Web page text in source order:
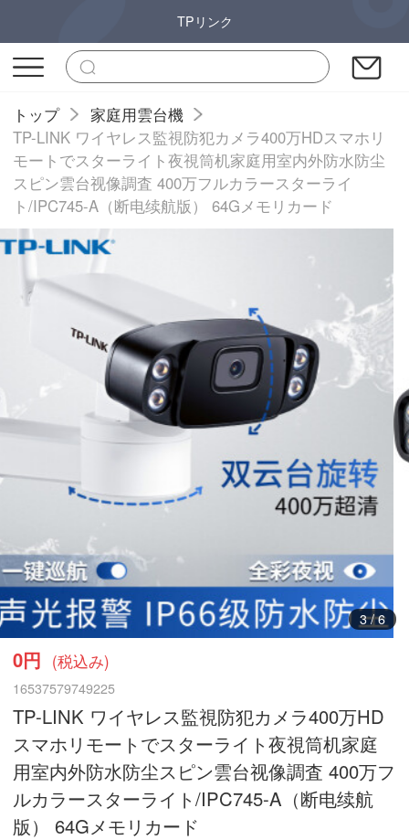
TPリンク
トップ
家庭用雲台機
TP-LINK ワイヤレス監視防犯カメラ400万HDスマホリ
モートでスターライト夜視筒机家庭用室内外防水防尘
スピン雲台视像調査 400万フルカラースターライ
ト/IPC745-A（断电续航版） 64Gメモリカード
3/6
0円 (税込み)
16537579749225
TP-LINK ワイヤレス監視防犯カメラ400万HD
スマホリモートでスターライト夜視筒机家庭
用室内外防水防尘スピン雲台视像調査 400万フ
ルカラースターライト/IPC745-A（断电续航
版） 64Gメモリカード